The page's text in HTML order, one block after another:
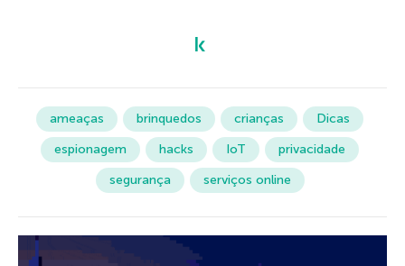
ameaças brinquedos crianças
Dicas
espionagem
hacks IoT
privacidade
segurança
serviços online